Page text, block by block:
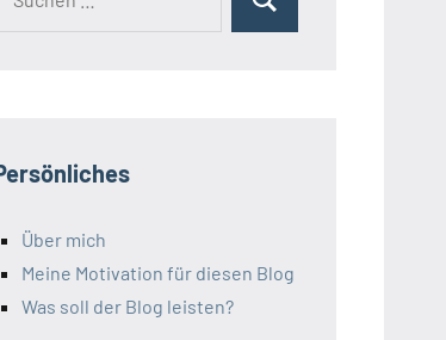
Suchen
Über mich
Meine Motivation für diesen Blog
Was soll der Blog leisten?